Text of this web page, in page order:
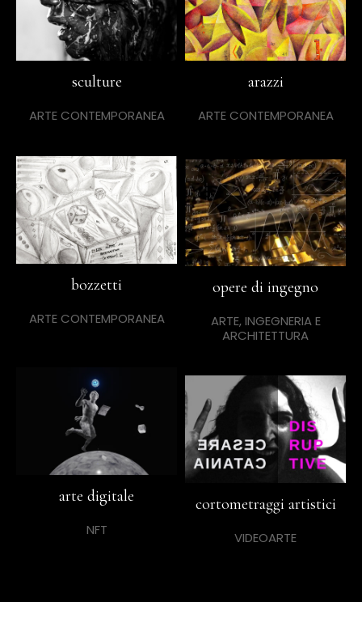
sculture
ARTE CONTEMPORANEA
arazzi
ARTE CONTEMPORANEA
bozzetti
ARTE CONTEMPORANEA
opere di ingegno
ARTE, INGEGNERIA E
ARCHITETTURA
arte digitale
NFT
cortometraggi artistici
VIDEOARTE